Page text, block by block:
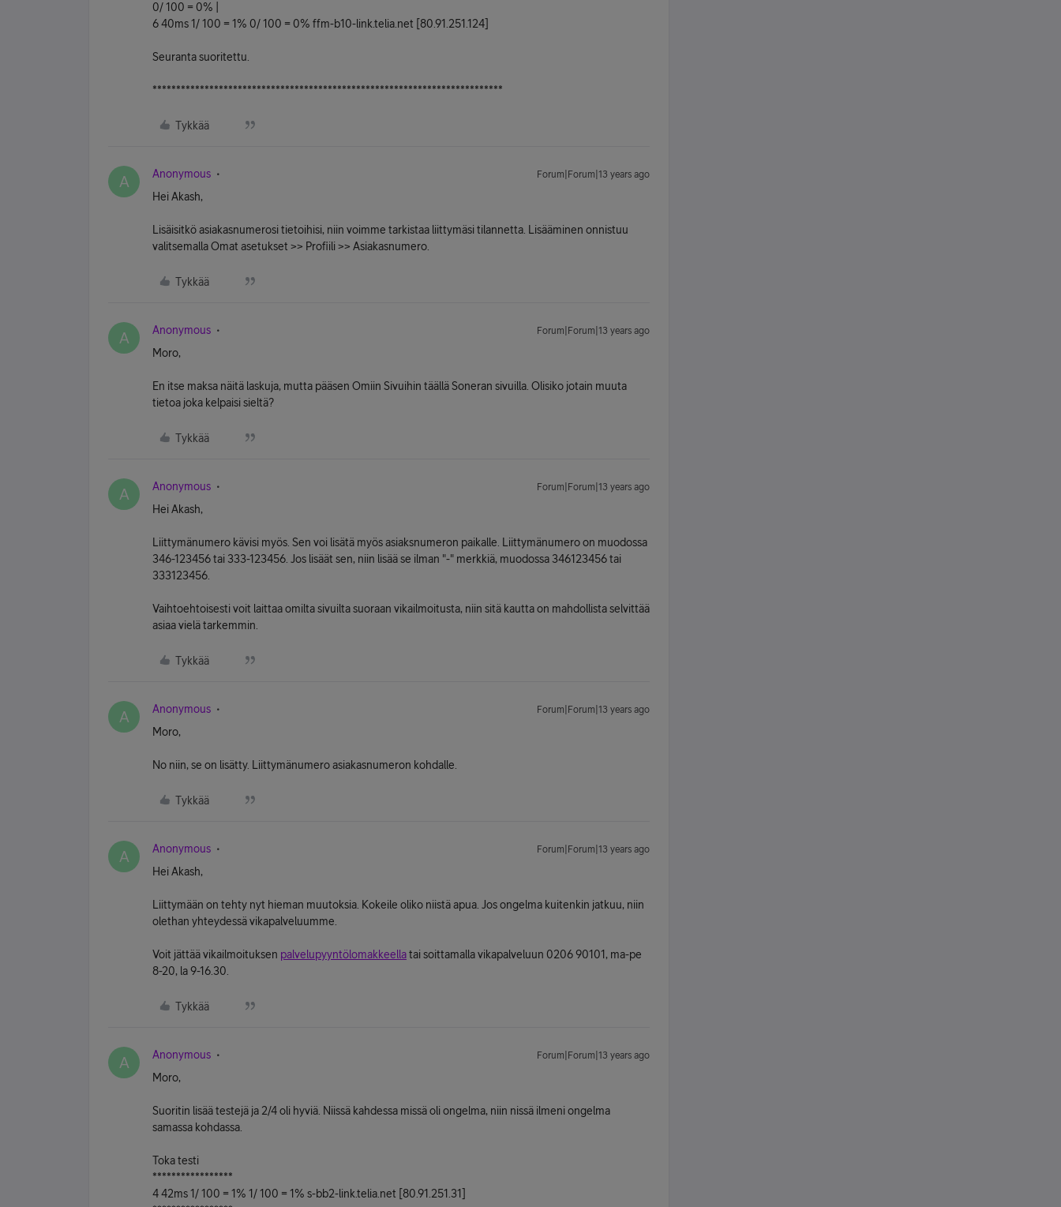
0/ 100 = 0% |
6 40ms 1/ 100 = 1% 0/ 100 = 0% ffm-b10-link.telia.net [80.91.251.124]
Seuranta suoritettu.
**************************************************************************
Tykkää
A Anonymous Forum|Forum|13 years ago
Hei Akash,
Lisäisitkö asiakasnumerosi tietoihisi, niin voimme tarkistaa liittymäsi tilannetta. Lisääminen onnistuu
valitsemalla Omat asetukset >> Profiili >> Asiakasnumero.
Tykkää
A Anonymous Forum|Forum|13 years ago
Moro,
En itse maksa näitä laskuja, mutta pääsen Omiin Sivuihin täällä Soneran sivuilla. Olisiko jotain muuta
tietoa joka kelpaisi sieltä?
Tykkää
A Anonymous Forum|Forum|13 years ago
Hei Akash,
Liittymänumero kävisi myös. Sen voi lisätä myös asiaksnumeron paikalle. Liittymänumero on muodossa
346-123456 tai 333-123456. Jos lisäät sen, niin lisää se ilman "-" merkkiä, muodossa 346123456 tai
333123456.
Vaihtoehtoisesti voit laittaa omilta sivuilta suoraan vikailmoitusta, niin sitä kautta on mahdollista selvittää
asiaa vielä tarkemmin.
Tykkää
A Anonymous Forum|Forum|13 years ago
Moro,
No niin, se on lisätty. Liittymänumero asiakasnumeron kohdalle.
Tykkää
A Anonymous Forum|Forum|13 years ago
Hei Akash,
Liittymään on tehty nyt hieman muutoksia. Kokeile oliko niistä apua. Jos ongelma kuitenkin jatkuu, niin
olethan yhteydessä vikapalveluumme.
Voit jättää vikailmoituksen palvelupyyntölomakkeellatai soittamalla vikapalveluun 0206 90101, ma-pe
8-20, la 9-16.30.
Tykkää
A Anonymous Forum|Forum|13 years ago
Moro,
Suoritin lisää testejä ja 2/4 oli hyviä. Niissä kahdessa missä oli ongelma, niin nissä ilmeni ongelma
samassa kohdassa.
Toka testi
*****************
4 42ms 1/ 100 = 1% 1/ 100 = 1% s-bb2-link.telia.net [80.91.251.31]